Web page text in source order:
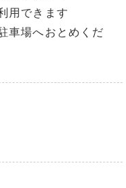
用できます
車場へおとめくだ